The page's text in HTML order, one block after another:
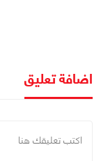
اضافة تعليق